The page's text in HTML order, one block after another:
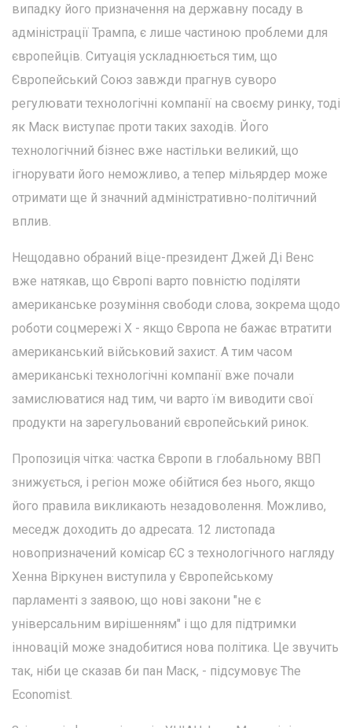
випадку його призначення на державну посаду в
адміністрації Трампа, є лише частиною проблеми для
європейців. Ситуація ускладнюється тим, що
Європейський Союз завжди прагнув суворо
регулювати технологічні компанії на своєму ринку, тоді
як Маск виступає проти таких заходів. Його
технологічний бізнес вже настільки великий, що
ігнорувати його неможливо, а тепер мільярдер може
отримати ще й значний адміністративно-політичний
вплив.
Нещодавно обраний віце-президент Джей Ді Венс
вже натякав, що Європі варто повністю поділяти
американське розуміння свободи слова, зокрема щодо
роботи соцмережі Х - якщо Європа не бажає втратити
американський військовий захист. А тим часом
американські технологічні компанії вже почали
замислюватися над тим, чи варто їм виводити свої
продукти на зарегульований європейський ринок.
Пропозиція чітка: частка Європи в глобальному ВВП
знижується, і регіон може обійтися без нього, якщо
його правила викликають незадоволення. Можливо,
меседж доходить до адресата. 12 листопада
новопризначений комісар ЄС з технологічного нагляду
Хенна Віркунен виступила у Європейському
парламенті з заявою, що нові закони "не є
універсальним вирішенням" і що для підтримки
інновацій може знадобитися нова політика. Це звучить
так, ніби це сказав би пан Маск, - підсумовує The
Economist.